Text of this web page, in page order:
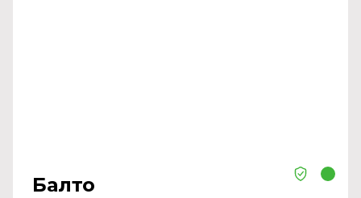
Балто